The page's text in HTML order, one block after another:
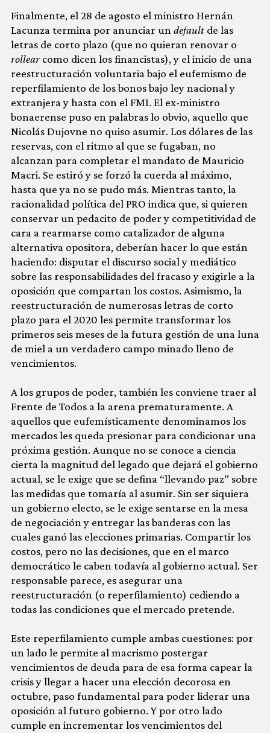
Finalmente, el 28 de agosto el ministro Hernán
Lacunza termina por anunciar un default de las
letras de corto plazo (que no quieran renovar o
rollear como dicen los financistas), y el inicio de una
reestructuración voluntaria bajo el eufemismo de
reperfilamiento de los bonos bajo ley nacional y
extranjera y hasta con el FMI. El ex-ministro
bonaerense puso en palabras lo obvio, aquello que
Nicolás Dujovne no quiso asumir. Los dólares de las
reservas, con el ritmo al que se fugaban, no
alcanzan para completar el mandato de Mauricio
Macri. Se estiró y se forzó la cuerda al máximo,
hasta que ya no se pudo más. Mientras tanto, la
racionalidad política del PRO indica que, si quieren
conservar un pedacito de poder y competitividad de
cara a rearmarse como catalizador de alguna
alternativa opositora, deberían hacer lo que están
haciendo: disputar el discurso social y mediático
sobre las responsabilidades del fracaso y exigirle a la
oposición que compartan los costos. Asimismo, la
reestructuración de numerosas letras de corto
plazo para el 2020 les permite transformar los
primeros seis meses de la futura gestión de una luna
de miel a un verdadero campo minado lleno de
vencimientos.
A los grupos de poder, también les conviene traer al
Frente de Todos a la arena prematuramente. A
aquellos que eufemísticamente denominamoslos
mercadosles queda presionar para condicionar una
próxima gestión. Aunque no se conoce a ciencia
cierta la magnitud del legado que dejará el gobierno
actual, se le exige que se defina “llevando paz” sobre
las medidas que tomaría al asumir. Sin ser siquiera
un gobierno electo, se le exige sentarse en la mesa
de negociación y entregar las banderas con las
cuales ganó las elecciones primarias. Compartir los
costos, pero no las decisiones, que en el marco
democrático le caben todavía al gobierno actual. Ser
responsable parece, es asegurar una
reestructuración (o reperfilamiento) cediendo a
todas las condiciones que el mercado pretende.
Este reperfilamiento cumple ambas cuestiones: por
un lado le permite al macrismo postergar
vencimientos de deuda para de esa forma capear la
crisis y llegar a hacer una elección decorosa en
octubre, paso fundamental para poder liderar una
oposición al futuro gobierno. Y por otro lado
cumple en incrementar los vencimientos del